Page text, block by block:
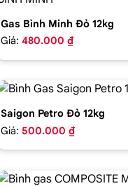
Gas Bình Minh Đỏ 12kg
Giá: 480.000 ₫
Saigon Petro Đỏ 12kg
Giá: 500.000 ₫